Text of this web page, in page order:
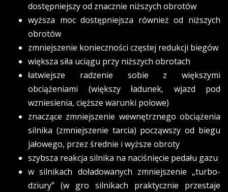
dostępniejszy od znacznie niższych obrotów
wyższa moc dostępniejsza również od niższych
obrotów
zmniejszenie konieczności częstej redukcji biegów
większa siła uciągu przy niższych obrotach
łatwiejsze radzenie sobie z większymi
obciążeniami (większy ładunek, wjazd pod
wzniesienia, cięższe warunki polowe)
znaczące zmniejszenie wewnętrznego obciążenia
silnika (zmniejszenie tarcia) począwszy od biegu
jałowego, przez średnie i wyższe obroty
szybsza reakcja silnika na naciśnięcie pedału gazu
w silnikach doładowanych zmniejszenie „turbo-
dziury” (w gro silnikach praktycznie przestaje